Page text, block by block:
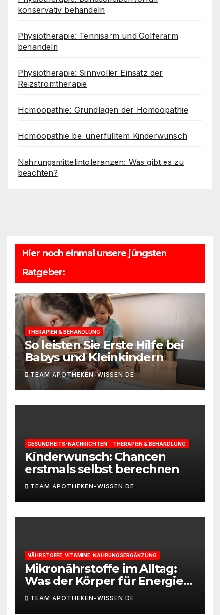
konservativ behandeln
Physiotherapie: Tennisarm und Golferarm
behandeln
Physiotherapie: Sinnvoller Einsatz der
Reizstromtherapie
Homöopathie: Grundlagen der Homöopathie
Homöopathie bei unerfülltem Kinderwunsch
Nahrungsmittelintoleranzen: Was gibt es zu
beachten?
Hier noch einmal unsere jüngsten
Ratgeber:
THERAPIEN & BEHANDLUNG
So leisten Sie Erste Hilfe bei
Babys und Kleinkindern
TEAM APOTHEKEN-WISSEN.DE
GESUNDHEITS-NACHRICHTEN THERAPIEN & BEHANDLUNG
Kinderwunsch: Chancen
erstmals selbst berechnen
TEAM APOTHEKEN-WISSEN.DE
NÄHRSTOFFE, VITAMINE, NAHRUNGSERGÄNZUNG
Mikronährstoffe im Alltag:
Was der Körper für Energie
und Leistungsfähigkeit
braucht
TEAM APOTHEKEN-WISSEN.DE